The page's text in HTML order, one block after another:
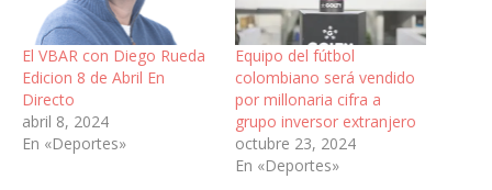
El VBAR con Diego Rueda
Edicion 8 de Abril En
Directo
abril 8, 2024
En «Deportes»
Equipo del fútbol
colombiano será vendido
por millonaria cifra a
grupo inversor extranjero
octubre 23, 2024
En «Deportes»